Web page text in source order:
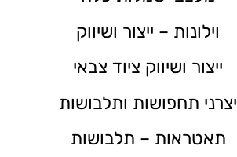
וילונות – ייצור ושיווק
ייצור ושיווק ציוד צבאי
יצרני תחפושות ותלבושות
תאטראות – תלבושות